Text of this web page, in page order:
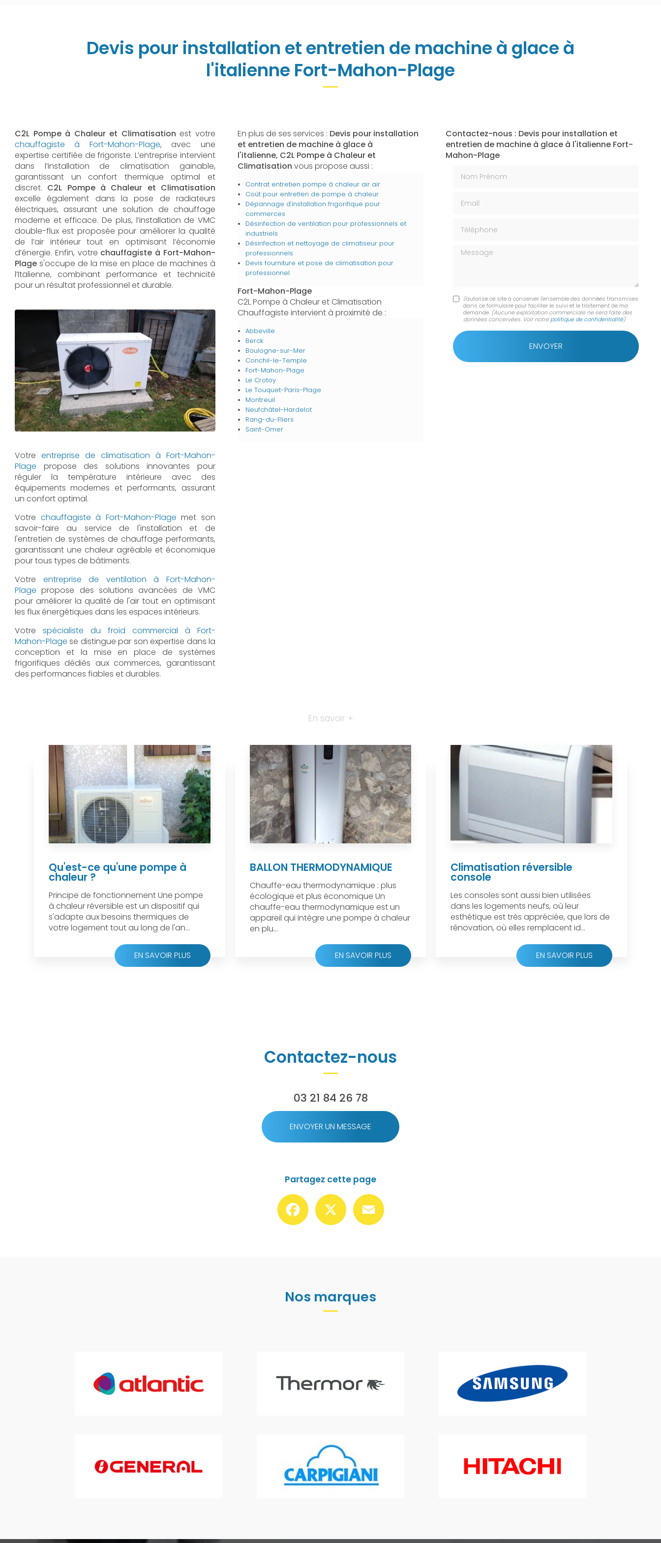
Devis pour installation et entretien de machine à glace à
l'italienne Fort-Mahon-Plage
C2L Pompe à Chaleur et Climatisationest votre
chauffagiste à Fort-Mahon-Plage, avec une
expertise certifiée de frigoriste. L’entreprise intervient
dans l’installation de climatisation gainable,
garantissant un confort thermique optimal et
discret. C2L Pompe à Chaleur et Climatisation
excelle également dans la pose de radiateurs
électriques, assurant une solution de chauffage
moderne et efficace. De plus, l’installation de VMC
double-flux est proposée pour améliorer la qualité
de l’air intérieur tout en optimisant l’économie
d’énergie. Enfin, votre chauffagiste à Fort-Mahon-
Plage s'occupe de la mise en place de machines à
l’Italienne, combinant performance et technicité
pour un résultat professionnel et durable.
Votre entreprise de climatisation à Fort-Mahon-
Plage propose des solutions innovantes pour
réguler la température intérieure avec des
équipements modernes et performants, assurant
un confort optimal.
Votre chauffagiste à Fort-Mahon-Plage met son
savoir-faire au service de l'installation et de
l'entretien de systèmes de chauffage performants,
garantissant une chaleur agréable et économique
pour tous types de bâtiments.
Votre entreprise de ventilation à Fort-Mahon-
Plage propose des solutions avancées de VMC
pour améliorer la qualité de l'air tout en optimisant
les flux énergétiques dans les espaces intérieurs.
Votre spécialiste du froid commercial à Fort-
Mahon-Plage se distingue par son expertise dans la
conception et la mise en place de systèmes
frigorifiques dédiés aux commerces, garantissant
des performances fiables et durables.
En plus de ses services : Devis pour installation
et entretien de machine à glace à
l'italienne, C2L Pompe à Chaleur et
Climatisation vous propose aussi :
Contrat entretien pompe à chaleur air air
Coût pour entretien de pompe à chaleur
Dépannage d'installation frigorifique pour
commerces
Désinfection de ventilation pour professionnels et
industriels
Désinfection et nettoyage de climatiseur pour
professionnels
Devis fourniture et pose de climatisation pour
professionnel
Fort-Mahon-Plage
C2L Pompe à Chaleur et Climatisation
Chauffagiste intervient à proximité de :
Abbeville
Berck
Boulogne-sur-Mer
Conchil-le-Temple
Fort-Mahon-Plage
Le Crotoy
Le Touquet-Paris-Plage
Montreuil
Neufchâtel-Hardelot
Rang-du-Fliers
Saint-Omer
Contactez-nous : Devis pour installation et
entretien de machine à glace à l'italienne Fort-
Mahon-Plage
Message
J'autorise ce site à conserver l'ensemble des données transmises
dans ce formulaire pour faciliter le suivi et le traitement de ma
demande. (Aucune exploitation commerciale ne sera faite des
données concervées. Voir notre politique de confidentialité)
En savoir +
Qu'est-ce qu'une pompe à
chaleur ?
Principe de fonctionnement Une pompe
à chaleur réversible est un dispositif qui
s'adapte aux besoins thermiques de
votre logement tout au long de l'an...
EN SAVOIR PLUS
BALLON THERMODYNAMIQUE
Chauffe-eau thermodynamique : plus
écologique et plus économique Un
chauffe-eau thermodynamique est un
appareil qui intègre une pompe à chaleur
en plu...
EN SAVOIR PLUS
Climatisation réversible
console
Les consoles sont aussi bien utilisées
dans les logements neufs, où leur
esthétique est très appréciée, que lors de
rénovation, où elles remplacent id...
EN SAVOIR PLUS
Contactez-nous
03 21 84 26 78
ENVOYER UN MESSAGE
Partagez cette page
Facebook
Nos marques